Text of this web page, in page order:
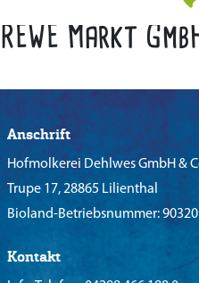
REWE Markt
Anschrift
Hofmolkerei Dehlwes GmbH &
Trupe 17, 28865 Lilienthal
Bioland-Betriebsnummer:
Kontakt